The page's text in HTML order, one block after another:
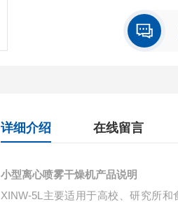
详细介绍 在线留言
小型离心喷雾干燥机产品说明
XINW-5L 主要适用于高校、研究所